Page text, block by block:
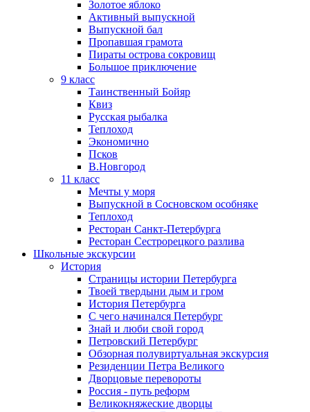
Золотое яблоко
Активный выпускной
Выпускной бал
Пропавшая грамота
Пираты острова сокровищ
Большое приключение
9 класс
Таинственный Бойяр
Квиз
Русская рыбалка
Теплоход
Экономично
Псков
В.Новгород
11 класс
Мечты у моря
Выпускной в Сосновском особняке
Теплоход
Ресторан Санкт-Петербурга
Ресторан Сестрорецкого разлива
Школьные экскурсии
История
Страницы истории Петербурга
Твоей твердыни дым и гром
История Петербурга
С чего начинался Петербург
Знай и люби свой город
Петровский Петербург
Обзорная полувиртуальная экскурсия
Резиденции Петра Великого
Дворцовые перевороты
Россия - путь реформ
Великокняжеские дворцы